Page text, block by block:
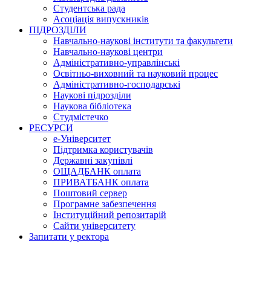
Студентська рада
Асоціація випускників
ПІДРОЗДІЛИ
Навчально-наукові інститути та факультети
Навчально-наукові центри
Адміністративно-управлінські
Освітньо-виховний та науковий процес
Адміністративно-господарські
Наукові підрозділи
Наукова бібліотека
Студмістечко
РЕСУРСИ
е-Університет
Підтримка користувачів
Державні закупівлі
ОЩАДБАНК оплата
ПРИВАТБАНК оплата
Поштовий сервер
Програмне забезпечення
Інституційний репозитарій
Сайти університету
Запитати у ректора